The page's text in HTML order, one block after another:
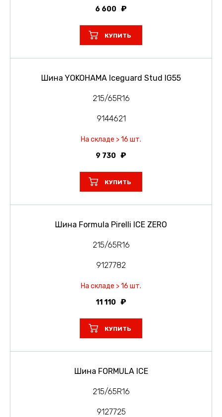
6 600
КУПИТЬ
Шина YOKOHAMA Iceguard Stud IG55
215/65R16
9144621
На складе > 16 шт.
9 730
КУПИТЬ
Шина Formula Pirelli ICE ZERO
215/65R16
9127782
На складе > 16 шт.
11 110
КУПИТЬ
Шина FORMULA ICE
215/65R16
9127725